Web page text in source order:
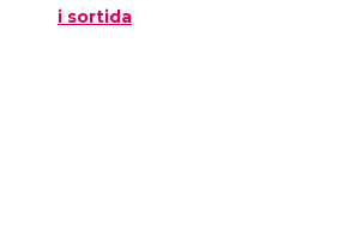
i sortida